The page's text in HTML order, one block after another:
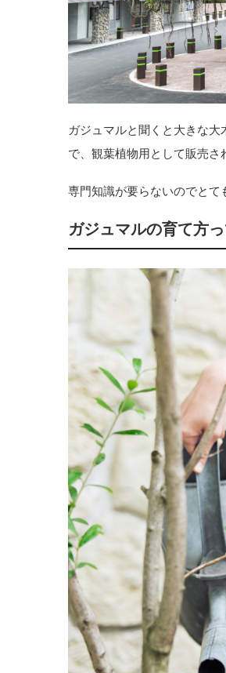
ガジュマルと聞くと大きな
で、観葉植物用として販売さ
専門知識が要らないのでとて
ガジュマルの育て方